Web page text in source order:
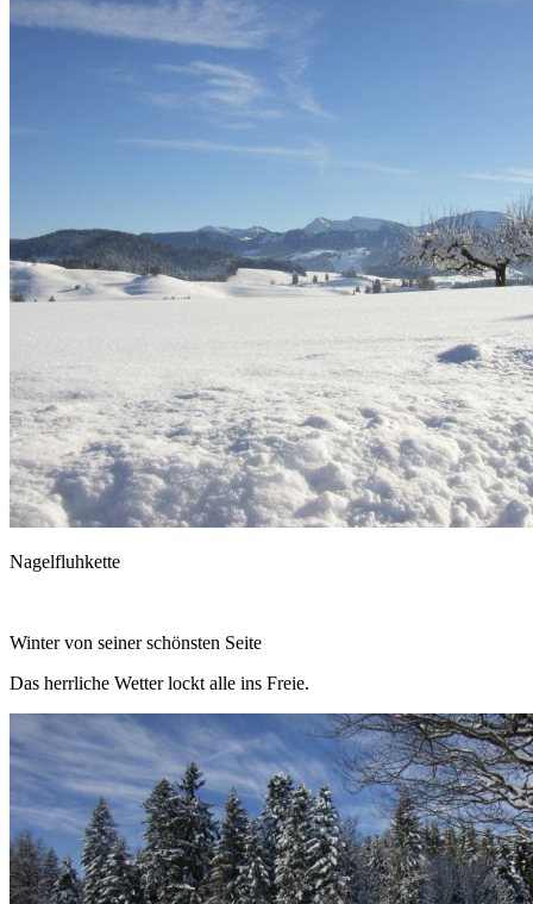
Nagelfluhkette
Winter von seiner schönsten Seite
Das herrliche Wetter lockt alle ins Freie.